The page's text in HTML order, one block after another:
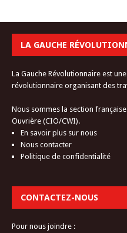
LA GAUCHE
La Gauche Révolutionnaire est
révolutionnaire organisant des
Nous sommes la section
Ouvrière (CIO/CWI).
En savoir plus sur nous
Nous contacter
Politique de confidentialité
CONTACTEZ-NOUS
Pour nous joindre :